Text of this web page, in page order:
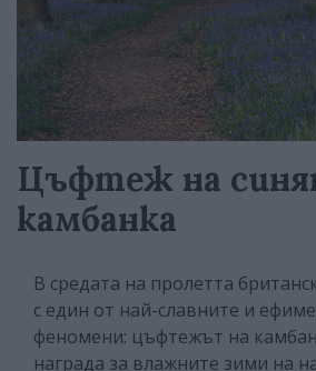
Цъфтеж на
камбанка
В средата на пролетта
с един от най-славните и
феномени: цъфтежът на
награда за влажните зими на